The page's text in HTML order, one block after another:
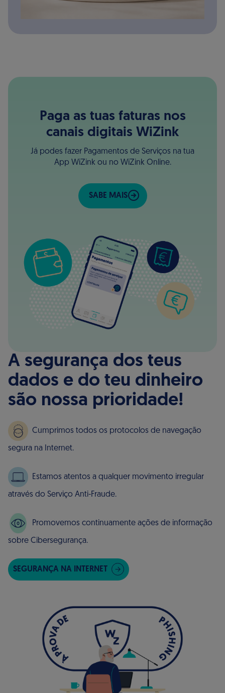
Paga as tuas faturas nos
canais digitais WiZink
Já podes fazer Pagamentos de Serviços na tua
App WiZink ou no WiZink Online.
SABE MAIS
A segurança dos teus
dados e do teu dinheiro
são nossa prioridade!
Cumprimos todos os protocolos de navegação
segura na Internet.
Estamos atentos a qualquer movimento irregular
através do Serviço Anti-Fraude.
Promovemos continuamente ações de informação
sobre Cibersegurança.
SEGURANÇA NA INTERNET